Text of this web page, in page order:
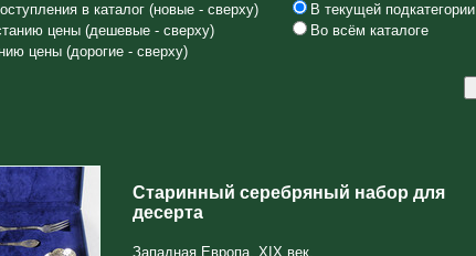
в каталог (новые - сверху)
цены (дешевые - сверху)
цены (дорогие - сверху)
В текущей подкатегории
Во всём каталоге
Старинный серебряный набор для
десерта
Западная Европа. XIX век.